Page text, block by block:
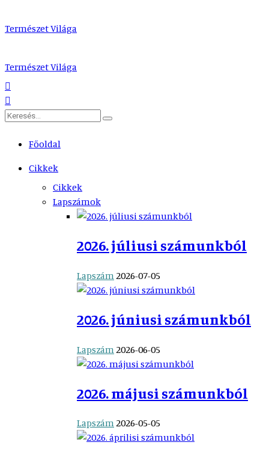
Természet Világa
Természet Világa
Főoldal
Cikkek
Cikkek
Lapszámok
2026. júliusi számunkból
Lapszám 2026-07-05
2026. júniusi számunkból
Lapszám 2026-06-05
2026. májusi számunkból
Lapszám2026-05-05